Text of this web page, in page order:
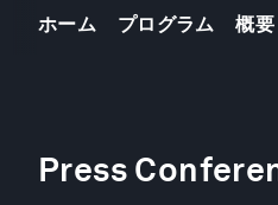
ホーム プログラム 概要
Press
of